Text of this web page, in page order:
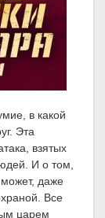
в какой
Эта
взятых
И о том,
может, даже
Все
царем